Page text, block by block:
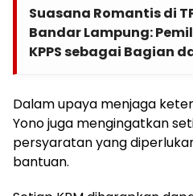
Suasana Romantis di
Bandar Lampung:
KPPS sebagai Bagian
Dalam upaya menjaga
Yono juga mengingatkan
persyaratan yang
bantuan.